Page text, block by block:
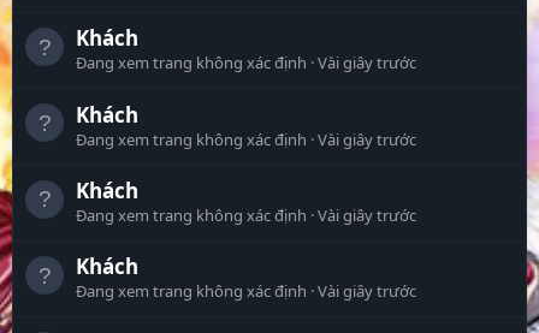
Khách
Đang xem trang không xác định Vài giây trước
Khách
Đang xem trang không xác định Vài giây trước
Khách
Đang xem trang không xác định Vài giây trước
Khách
Đang xem trang không xác định Vài giây trước